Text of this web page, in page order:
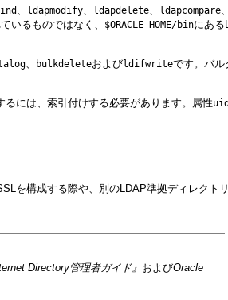
、 ldapmodify、 ldapdelete、 ldapcompare、
いるものではなく、 $ORACLE_HOME/binにある
、 bulkdeleteおよびldifwriteです。バル
には、索引付けする必要があります。属性uid
を構成する際や、別のLDAP準拠ディレクト
Directory管理者ガイド』 およびOracle